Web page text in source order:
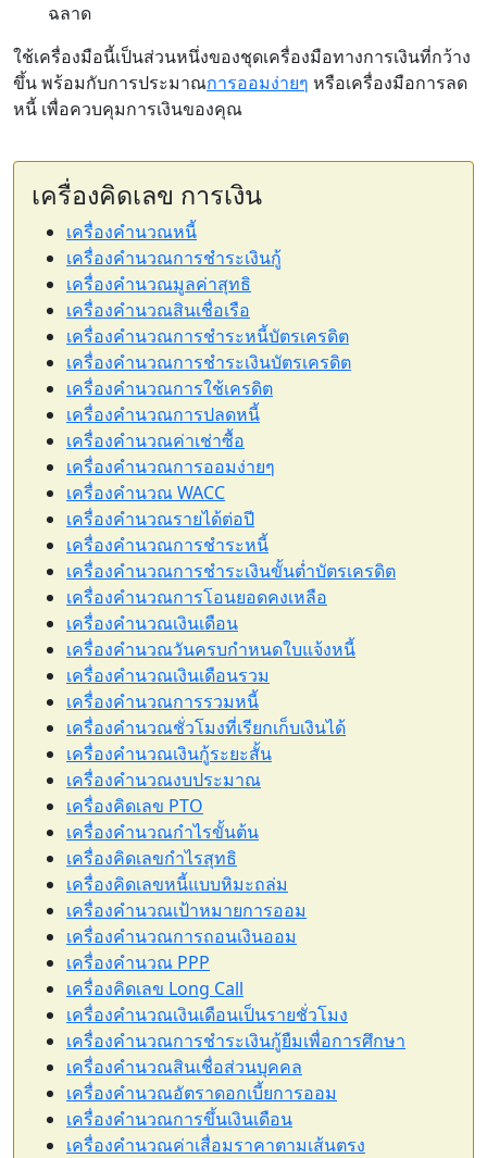
ฉลาด
ใช้เครื่องมือนี้เป็นส่วนหนึ่งของชุดเครื่องมือทางการเงินที่กว้าง
ขึ้น พร้อมกับการประมาณการออมง่ายๆ หรือเครื่องมือการลด
หนี้ เพื่อควบคุมการเงินของคุณ
เครื่องคิดเลข การเงิน
เครื่องคำนวณหนี้
เครื่องคำนวณการชำระเงินกู้
เครื่องคำนวณมูลค่าสุทธิ
เครื่องคำนวณสินเชื่อเรือ
เครื่องคำนวณการชำระหนี้บัตรเครดิต
เครื่องคำนวณการชำระเงินบัตรเครดิต
เครื่องคำนวณการใช้เครดิต
เครื่องคำนวณการปลดหนี้
เครื่องคำนวณค่าเช่าซื้อ
เครื่องคำนวณการออมง่ายๆ
เครื่องคำนวณ WACC
เครื่องคำนวณรายได้ต่อปี
เครื่องคำนวณการชำระหนี้
เครื่องคำนวณการชำระเงินขั้นต่ำบัตรเครดิต
เครื่องคำนวณการโอนยอดคงเหลือ
เครื่องคำนวณเงินเดือน
เครื่องคำนวณวันครบกำหนดใบแจ้งหนี้
เครื่องคำนวณเงินเดือนรวม
เครื่องคำนวณการรวมหนี้
เครื่องคำนวณชั่วโมงที่เรียกเก็บเงินได้
เครื่องคำนวณเงินกู้ระยะสั้น
เครื่องคำนวณงบประมาณ
เครื่องคิดเลข PTO
เครื่องคำนวณกำไรขั้นต้น
เครื่องคิดเลขกำไรสุทธิ
เครื่องคิดเลขหนี้แบบหิมะถล่ม
เครื่องคำนวณเป้าหมายการออม
เครื่องคำนวณการถอนเงินออม
เครื่องคำนวณ PPP
เครื่องคิดเลข Long Call
เครื่องคำนวณเงินเดือนเป็นรายชั่วโมง
เครื่องคำนวณการชำระเงินกู้ยืมเพื่อการศึกษา
เครื่องคำนวณสินเชื่อส่วนบุคคล
เครื่องคำนวณอัตราดอกเบี้ยการออม
เครื่องคำนวณการขึ้นเงินเดือน
เครื่องคำนวณค่าเสื่อมราคาตามเส้นตรง